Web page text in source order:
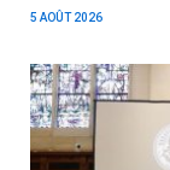
5 AOÛT 2026